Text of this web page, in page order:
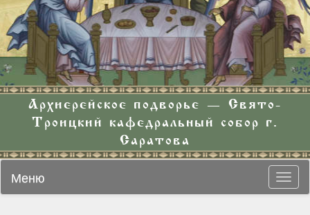
Архиерейское подворье — Свято-
Троицкий кафедральный собор г.
Саратова
Меню